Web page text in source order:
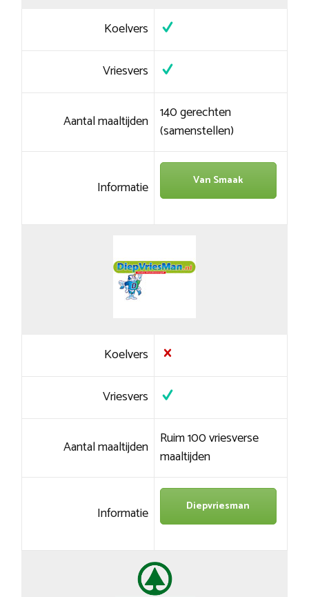
Koelvers
Vriesvers
Aantal maaltijden 140 gerechten
(samenstellen)
Informatie Van Smaak
Koelvers
Vriesvers
Aantal maaltijden Ruim 100 vriesverse
maaltijden
Informatie Diepvriesman